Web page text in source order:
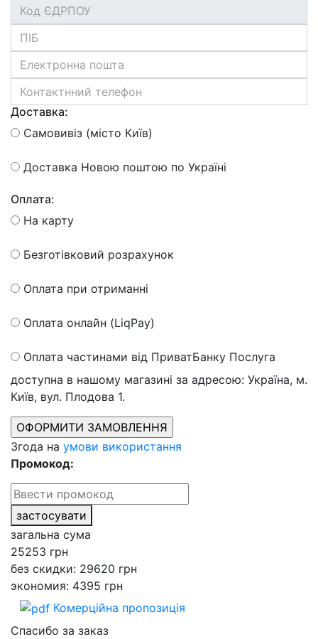
Доставка:
Самовивіз (місто Київ)
Доставка Новою поштою по Україні
Оплата:
На карту
Безготівковий розрахунок
Оплата при отриманні
Оплата онлайн (LiqPay)
Оплата частинами від ПриватБанку Послуга
доступна в нашому магазині за адресою: Україна, м.
Київ, вул. Плодова 1.
Згода на умови використання
Промокод:
застосувати
загальна сума
25253 грн
без скидки: 29620 грн
экономия: 4395 грн
Комерційна пропозиція
Спасибо за заказ